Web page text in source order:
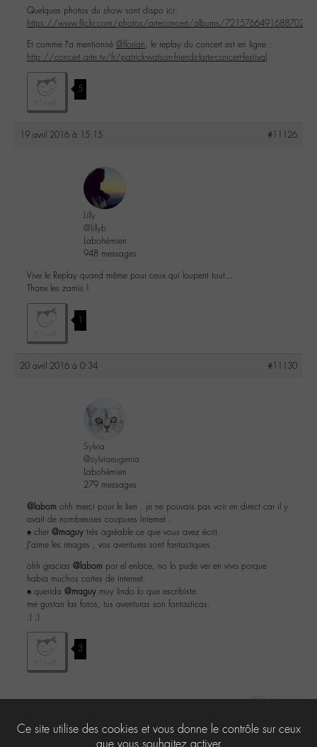
Quelques photos du show sont dispo ici:
https://www.flickr.com/photos/arteconcert/albums/72157664916887023/
Et comme l’a mentionné @florian , le replay du concert est en ligne :
http://concert.arte.tv/fr/patrick-watson-friends-larte-concert-festival
5
19 avril 2016 à 15:15 #11126
Lilly
@lillyb
Labohémien
948 messages
Vive le Replay quand même pour ceux qui loupent tout…
Thanx les zamis !
1
20 avril 2016 à 0:34 #11130
Sylvia
@sylviaeugenia
Labohémien
279 messages
@labom ohh merci pour le lien , je ne pouvais pas voir en direct car il y
avait de nombreuses coupures Internet .
♠ cher @maguy très agréable ce que vous avez écrit.
J’aime les images , vos aventures sont fantastiques .
ohh gracias @labom por el enlace, no lo pude ver en vivo porque
habia muchos cortes de internet.
♠ querida @maguy muy lindo lo que escribiste.
me gustan las fotos, tus aventuras son fantasticas.
:) ;)
3
Le forum ‘-M- & moi’ est fermé à de nouveaux sujets et réponses.
Ce site utilise des cookies et vous donne le contrôle sur ceux
que vous souhaitez activer